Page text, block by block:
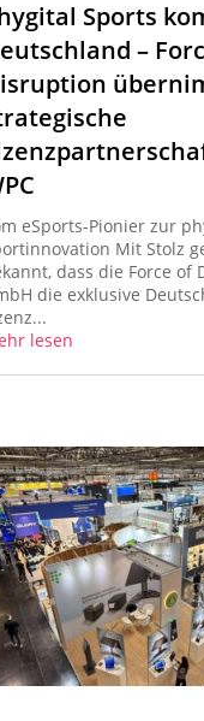
Sports
–
eSports-Pionier zur
Mit Stolz
dass die Force of
die exklusive
lesen